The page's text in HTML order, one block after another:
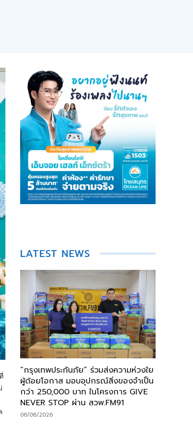
LATEST NEWS
“กรุงเทพประกันภัย” ร่วมส่งความห่วงใย
ผู้ด้อยโอกาส มอบอุปกรณ์สิ่งของจำเป็น
กว่า 250,000 บาท ในโครงการ GIVE
NEVER STOP ผ่าน สวพ.FM91
06/08/2026